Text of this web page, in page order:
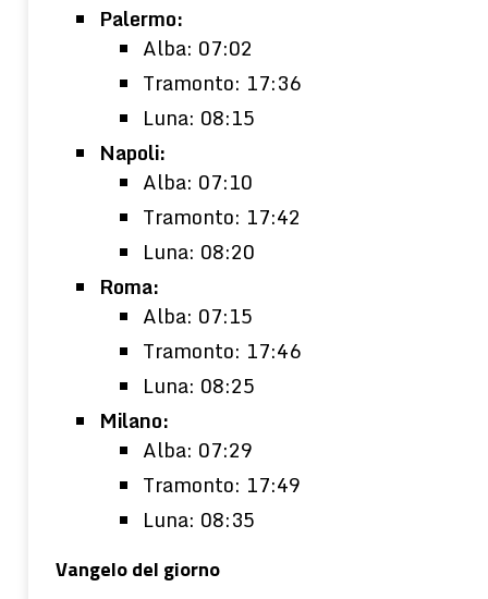
Palermo:
Alba: 07:02
Tramonto: 17:36
Luna: 08:15
Napoli:
Alba: 07:10
Tramonto: 17:42
Luna: 08:20
Roma:
Alba: 07:15
Tramonto: 17:46
Luna: 08:25
Milano:
Alba: 07:29
Tramonto: 17:49
Luna: 08:35
Vangelo del giorno